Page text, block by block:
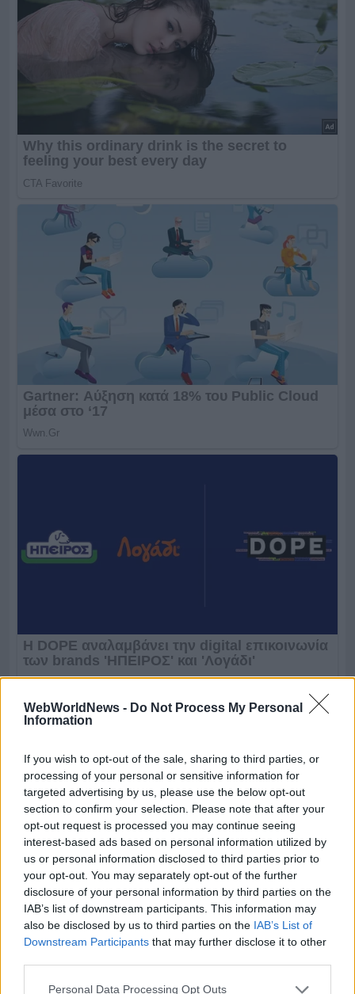
WebWorldNews - Do Not Process My Personal
Information
If you wish to opt-out of the sale, sharing to third parties, or
processing of your personal or sensitive information for
targeted advertising by us, please use the below opt-out
section to confirm your selection. Please note that after your
opt-out request is processed you may continue seeing
interest-based ads based on personal information utilized by
us or personal information disclosed to third parties prior to
your opt-out. You may separately opt-out of the further
disclosure of your personal information by third parties on the
IAB’s list of downstream participants. This information may
also be disclosed by us to third parties on the IAB’s List of
Downstream Participants that may further disclose it to other
Personal Data Processing Opt Outs